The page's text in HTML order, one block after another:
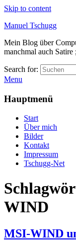
Skip to content
Manuel Tschugg
Mein Blog über
manchmal auch Satire
Search for:
Menu
Hauptmenü
Start
Über mich
Bilder
Kontakt
Impressum
Tschugg-Net
WIND
MSI-WIND